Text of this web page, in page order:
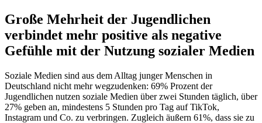
Große Mehrheit der Jugendlichen
verbindet mehr positive als negative
Gefühle mit der Nutzung sozialer Medien
Soziale Medien sind aus dem Alltag junger Menschen in
Deutschland nicht mehr wegzudenken: 69% Prozent der
Jugendlichen nutzen soziale Medien über zwei Stunden täglich, über
27% geben an, mindestens 5 Stunden pro Tag auf TikTok,
Instagram und Co. zu verbringen. Zugleich äußern 61%, dass sie zu